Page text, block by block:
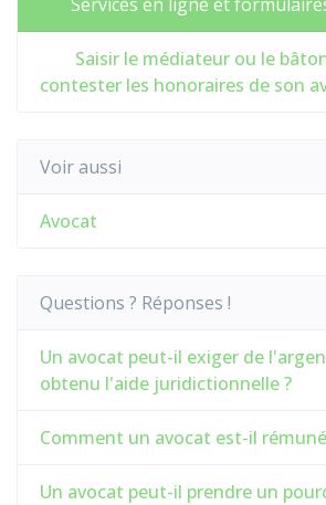
Saisir le médiateur ou le
contester les honoraires de son
Voir aussi
Avocat
Questions ? Réponses !
Un avocat peut-il exiger de
obtenu l'aide juridictionnelle ?
Comment un avocat est-il
Un avocat peut-il prendre un